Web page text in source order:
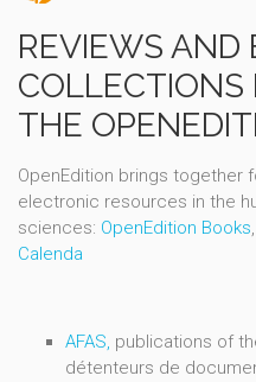
REVIEWS AND
COLLECTIONS
THE
OpenEdition brings together
electronic resources in the
sciences: OpenEdition Books,
Calenda
AFAS, publications of
détenteurs de